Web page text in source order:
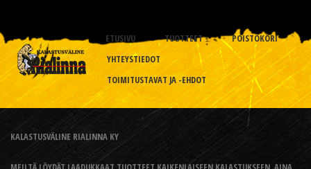
ETUSIVU TUOTTEET
POISTOKORI
YHTEYSTIEDOT
TOIMITUSTAVAT JA -EHDOT
KALASTUSVÄLINE RIALINNA KY